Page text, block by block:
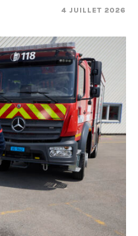
4 JUILLET 2026